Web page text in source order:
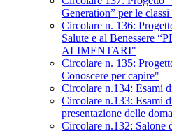
Generation” per le classi
Circolare n. 136:
Salute e al Benessere
ALIMENTARI"
Circolare n. 135:
Conoscere per capire"
Circolare n.134: Esami
Circolare n.133: Esami
presentazione delle
Circolare n.132: Salone